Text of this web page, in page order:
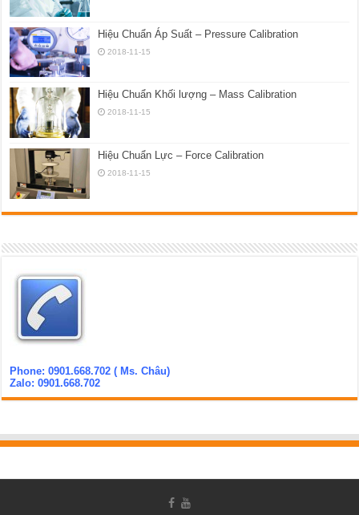
Hiệu Chuẩn Áp Suất – Pressure Calibration
2018-11-15
Hiệu Chuẩn Khối lượng – Mass Calibration
2018-11-15
Hiệu Chuẩn Lực – Force Calibration
2018-11-15
Phone: 0901.668.702 ( Ms. Châu)
Zalo: 0901.668.702